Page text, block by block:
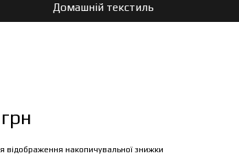
Домашній текстиль
відображення накопичувальної знижки